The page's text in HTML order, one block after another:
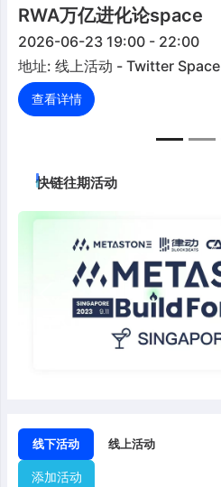
RWA万亿进化论space
2026-06-23 19:00 - 22:00
地址: 线上活动 - Twitter Space
查看详情
快链往期活动
Previous
线下活动 线上活动
添加活动